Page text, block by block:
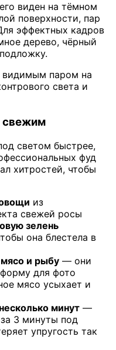
виден на тёмном
поверхности, пар
эффектных кадров
дерево, чёрный
видимым паром на
света и
свежим
светом быстрее,
фуд
хитростей, чтобы
из
свежей росы
зелень
она блестела в
и рыбу — они
для фото
мясо усыхает и
минут —
3 минуты под
упругость так